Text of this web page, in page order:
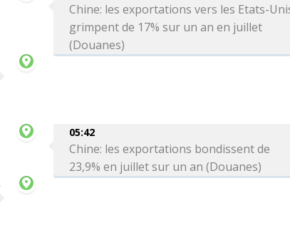
Chine: les exportations vers les Etats-
grimpent de 17% sur un an en juillet
(Douanes)
05:42
Chine: les exportations bondissent de
23,9% en juillet sur un an (Douanes)